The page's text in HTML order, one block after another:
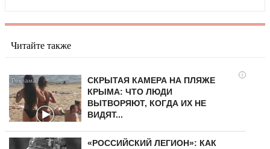
Читайте также
i
СКРЫТАЯ КАМЕРА НА ПЛЯЖЕ
КРЫМА: ЧТО ЛЮДИ
ВЫТВОРЯЮТ, КОГДА ИХ НЕ
ВИДЯТ...
«РОССИЙСКИЙ ЛЕГИОН»: КАК